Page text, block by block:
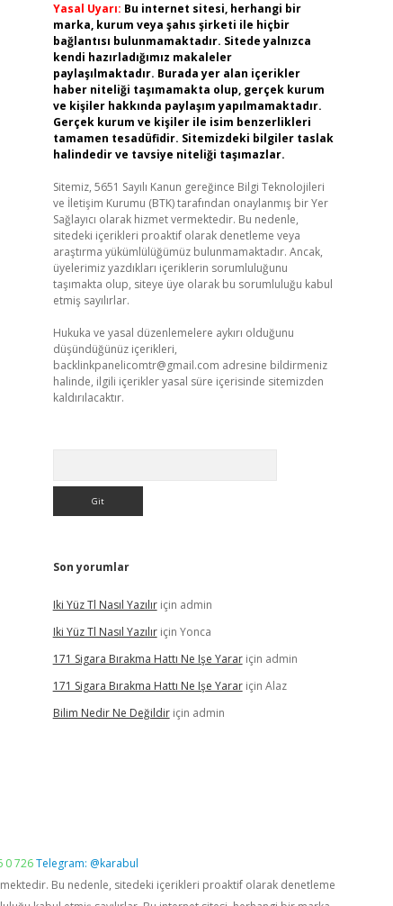
Yasal Uyarı: Bu internet sitesi, herhangi bir
marka, kurum veya şahıs şirketi ile hiçbir
bağlantısı bulunmamaktadır. Sitede yalnızca
kendi hazırladığımız makaleler
paylaşılmaktadır. Burada yer alan içerikler
haber niteliği taşımamakta olup, gerçek kurum
ve kişiler hakkında paylaşım yapılmamaktadır.
Gerçek kurum ve kişiler ile isim benzerlikleri
tamamen tesadüfidir. Sitemizdeki bilgiler taslak
halindedir ve tavsiye niteliği taşımazlar.
Sitemiz, 5651 Sayılı Kanun gereğince Bilgi Teknolojileri
ve İletişim Kurumu (BTK) tarafından onaylanmış bir Yer
Sağlayıcı olarak hizmet vermektedir. Bu nedenle,
sitedeki içerikleri proaktif olarak denetleme veya
araştırma yükümlülüğümüz bulunmamaktadır. Ancak,
üyelerimiz yazdıkları içeriklerin sorumluluğunu
taşımakta olup, siteye üye olarak bu sorumluluğu kabul
etmiş sayılırlar.
Hukuka ve yasal düzenlemelere aykırı olduğunu
düşündüğünüz içerikleri,
backlinkpanelicomtr@gmail.com adresine bildirmeniz
halinde, ilgili içerikler yasal süre içerisinde sitemizden
kaldırılacaktır.
Son yorumlar
Iki Yüz Tl Nasıl Yazılıriçin admin
Iki Yüz Tl Nasıl Yazılıriçin Yonca
171 Sigara Bırakma Hattı Ne Işe Yarariçin admin
171 Sigara Bırakma Hattı Ne Işe Yarariçin Alaz
Bilim Nedir Ne Değildiriçin admin
0 726Telegram: @karabul
Bu nedenle, sitedeki içerikleri proaktif olarak denetleme